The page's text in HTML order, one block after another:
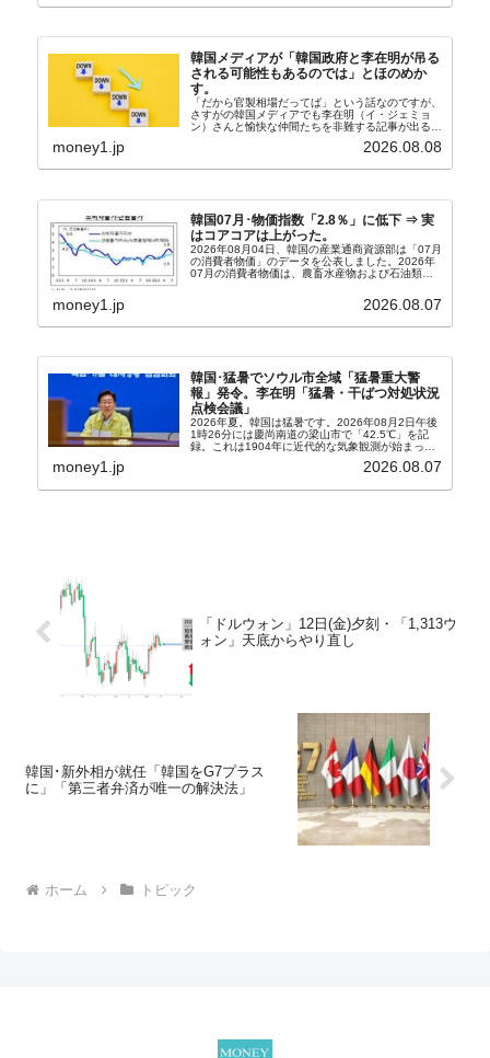
韓国メディアが「韓国政府と李在明が吊る
される可能性もあるのでは」とほのめか
す。
「だから官製相場だってば」という話なのですが、
さすがの韓国メディアでも李在明（イ・ジェミョ
ン）さんと愉快な仲間たちを非難する記事が出るよ
『朝鮮日報』に面白い記事が出ています。「東西南
money1.jp 2026.08.08
韓国07月･物価指数「2.8％」に低下 ⇒ 実
はコアコアは上がった。
2026年08月04日、韓国の産業通商資源部は「07月
の消費者物価」のデータを公表しました。2026年
07月の消費者物価は、農畜水産物および石油類の
2.8％上昇（06月は3.2％）となり、上昇率は前...
money1.jp 2026.08.07
韓国･猛暑でソウル市全域「猛暑重大警
報」発令。李在明「猛暑・干ばつ対処状況
点検会議」
2026年夏。韓国は猛暑です。2026年08月2日午後
1時26分には慶尚南道の梁山市で「42.5℃」を記
録。これは1904年に近代的な気象観測が始まって
ウル市全域への「猛暑重大警報」が発令され...
money1.jp 2026.08.07
「ドルウォン」12日(金)夕刻・「1,313ウ
ォン」天底からやり直し
韓国･新外相が就任「韓国をG7プラス
に」「第三者弁済が唯一の解決法」
ホーム トピック